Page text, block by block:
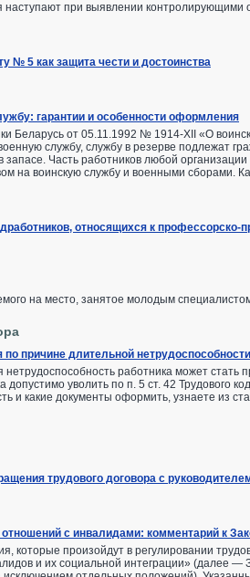
наступают при выявлении
№ 5 как защита чести и достоинства
гарантии и особенности оформления
Беларусь от 05.11.1992 № 1914-XII «О
службу, службу в резерве подлежат
Часть работников любой
на воинскую службу и военными сборами.
относящихся к профессорско-
на место, занятое молодым
причине длительной
нетрудоспособность работника может
уволить по п. 5 ст. 42 Трудового
и какие документы оформить, узнаете из
трудового договора с
с инвалидами: комментарий к
которые произойдут в регулировании
и их социальной интеграции» (далее —